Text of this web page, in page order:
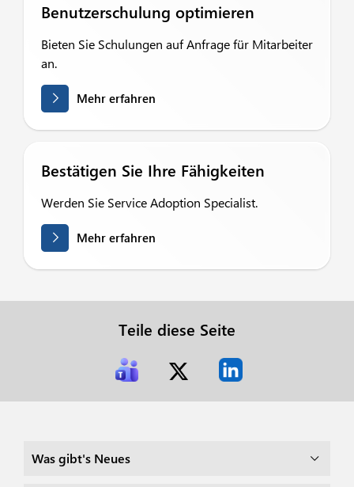
Benutzerschulung optimieren
Bieten Sie Schulungen auf Anfrage für Mitarbeiter
an.
Mehr erfahren
Bestätigen Sie Ihre Fähigkeiten
Werden Sie Service Adoption Specialist.
Mehr erfahren
Teile diese Seite
Was gibt's Neues